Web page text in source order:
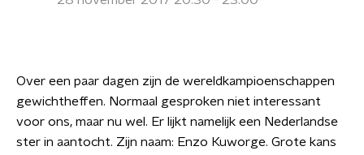
Over een paar dagen zijn de wereldkampioenschappen
gewichtheffen. Normaal gesproken niet interessant
voor ons, maar nu wel. Er lijkt namelijk een Nederlandse
ster in aantocht. Zijn naam: Enzo Kuworge. Grote kans